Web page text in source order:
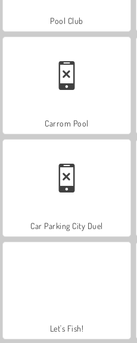
Pool Club
Carrom Pool
Car Parking City Duel
Let's Fish!